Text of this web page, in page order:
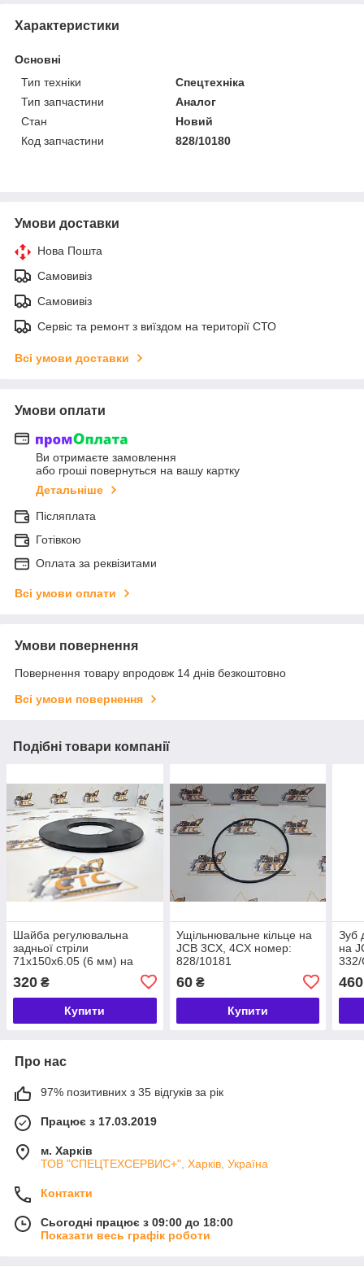
Характеристики
Основні
Тип техніки
Спецтехніка
Тип запчастини
Аналог
Стан
Новий
Код запчастини
828/10180
Умови доставки
Нова Пошта
Самовивіз
Самовивіз
Сервіс та ремонт з виїздом на території СТО
Всі умови доставки
Умови оплати
Ви отримаєте замовлення
або гроші повернуться на вашу картку
Детальніше
Післяплата
Готівкою
Оплата за реквізитами
Всі умови оплати
Умови повернення
Повернення товару впродовж 14 днів безкоштовно
Всі умови повернення
Подібні товари компанії
Шайба регулювальна
задньої стріли
71x150x6.05 (6 мм) на
823/10270, 123/05227
320 ₴
Купити
Ущільнювальне кільце на
JCB 3CX, 4CX номер:
828/10181
60₴
Купити
Зуб
на
460
Про нас
97% позитивних з 35 відгуків за рік
Працює з 17.03.2019
м. Харків
ТОВ "СПЕЦТЕХСЕРВИС+", Харків, Україна
Контакти
Сьогодні працює з 09:00 до 18:00
Показати весь графік роботи